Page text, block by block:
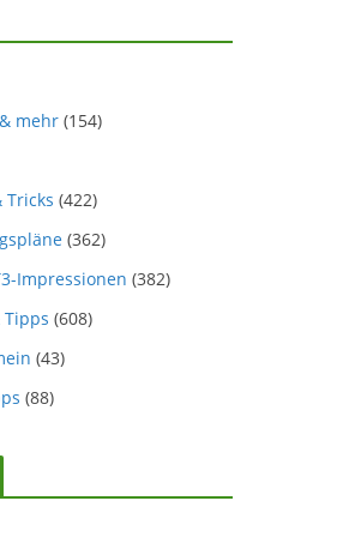
mehr (154)
Tricks (422)
(362)
Impressionen (382)
(608)
(43)
(88)